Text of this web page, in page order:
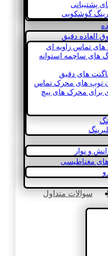
پشتیبانی
گوشکوبی
العاده دقیق
های تماس زاویه ای
های ساچمه استوانه
های دقیق
توپ های محرک تماس
برای محرک های پیچ
و نوار
های مغناطیسی
سوالات متداول